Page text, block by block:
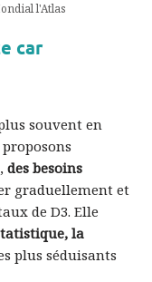
l'Atlas
car
souvent en
, des besoins
graduellement et
de D3. Elle
la
plus séduisants